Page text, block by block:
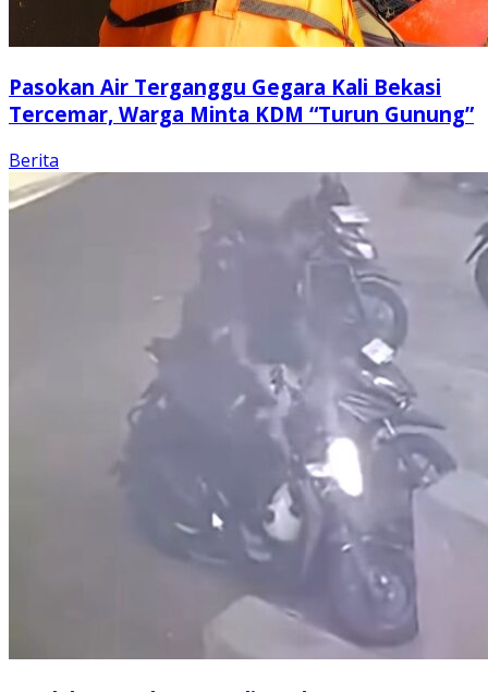
Pasokan Air Terganggu Gegara Kali Bekasi
Tercemar, Warga Minta KDM “Turun Gunung”
Berita